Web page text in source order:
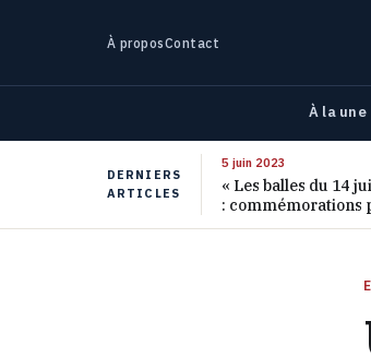
À proposContact
À la une
DERNIERS
ARTICLES
5 juin 2023
« Les balles du 14
: commémorations
ans de ce massacre